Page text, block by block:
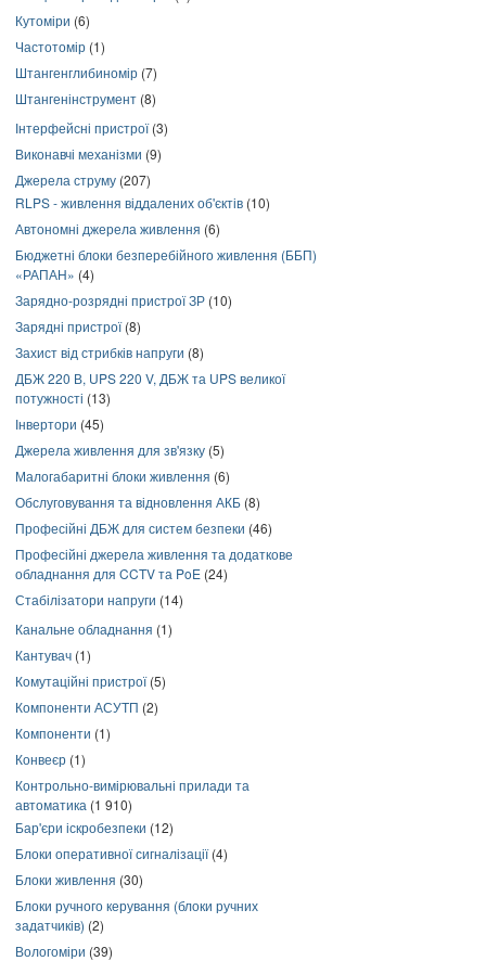
Кутоміри (6)
Частотомір (1)
Штангенглибиномір (7)
Штангенінструмент (8)
Інтерфейсні пристрої(3)
Виконавчі механізми (9)
Джерела струму (207)
RLPS - живлення віддалених об'єктів (10)
Автономні джерела живлення (6)
Бюджетні блоки безперебійного живлення (ББП)
«РАПАН» (4)
Зарядно-розрядні пристрої ЗР (10)
Зарядні пристрої(8)
Захист від стрибків напруги (8)
ДБЖ 220 В, UPS 220 V, ДБЖ та UPS великої
потужності (13)
Інвертори (45)
Джерела живлення для зв'язку (5)
Малогабаритні блоки живлення (6)
Обслуговування та відновлення АКБ (8)
Професійні ДБЖ для систем безпеки (46)
Професійні джерела живлення та додаткове
обладнання для CCTV та PoE (24)
Стабілізатори напруги (14)
Канальне обладнання (1)
Кантувач (1)
Комутаційні пристрої(5)
Компоненти АСУТП (2)
Компоненти (1)
Конвеєр (1)
Контрольно-вимірювальні прилади та
автоматика (1 910)
Бар'єри іскробезпеки (12)
Блоки оперативної сигналізації(4)
Блоки живлення (30)
Блоки ручного керування (блоки ручних
задатчиків) (2)
Вологоміри (39)